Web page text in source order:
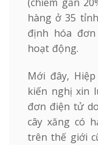
(chiếm gần
hàng ở 35
định hóa
hoạt động.
Mới đây,
kiến nghị xin
đơn điện tử
cây xăng có
trên thế giới